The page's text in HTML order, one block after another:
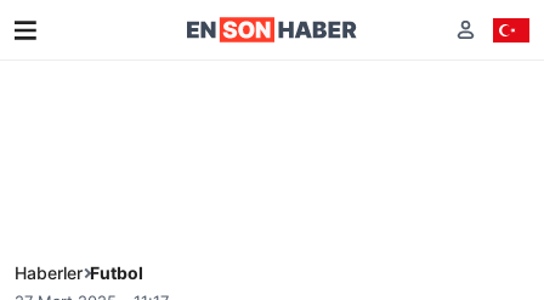
Haberler Futbol